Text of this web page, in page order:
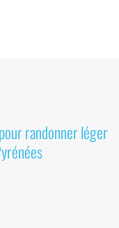
randonner léger